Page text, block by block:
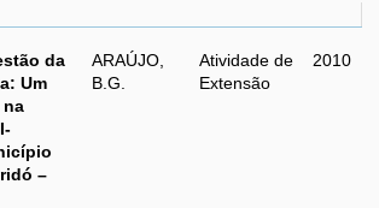
da
Um
na
–
ARAÚJO,
B.G.
Atividade de
Extensão
2010